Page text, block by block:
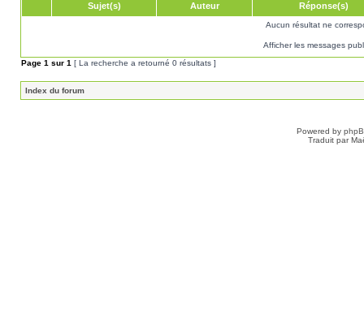
Sujet(s) Auteur Réponse(s)
Aucun résultat ne
Afficher les messages
Page 1 sur 1 [ La recherche a retourné 0 résultats ]
Index du forum
Powered by
Traduit par